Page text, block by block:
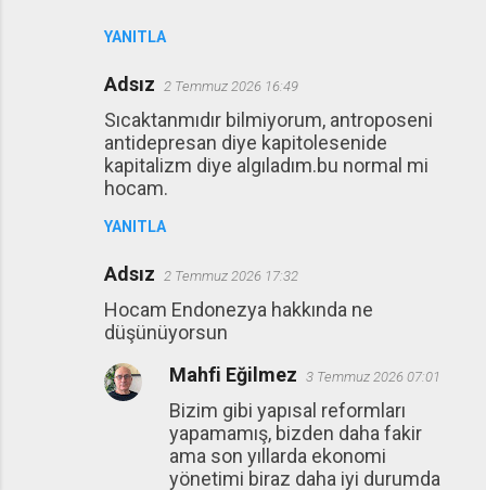
YANITLA
Adsız 2 Temmuz 2026 16:49
Sıcaktanmıdır bilmiyorum, antroposeni
antidepresan diye kapitolesenide
kapitalizm diye algıladım.bu normal mi
hocam.
YANITLA
Adsız 2 Temmuz 2026 17:32
Hocam Endonezya hakkında ne
düşünüyorsun
Mahfi Eğilmez 3 Temmuz 2026 07:01
Bizim gibi yapısal reformları
yapamamış, bizden daha fakir
ama son yıllarda ekonomi
yönetimi biraz daha iyi durumda